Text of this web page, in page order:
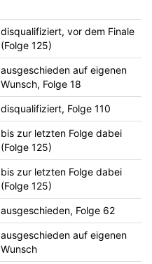
disqualifiziert, vor dem Finale
(Folge 125)
ausgeschieden auf eigenen
Wunsch, Folge 18
disqualifiziert, Folge 110
bis zur letzten Folge dabei
(Folge 125)
bis zur letzten Folge dabei
(Folge 125)
ausgeschieden, Folge 62
ausgeschieden auf eigenen
Wunsch